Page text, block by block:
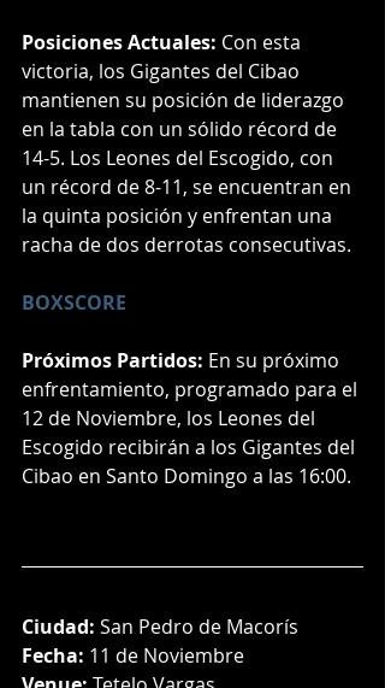
Posiciones Actuales: Con esta
victoria, los Gigantes del Cibao
mantienen su posición de liderazgo
en la tabla con un sólido récord de
14-5. Los Leones del Escogido, con
un récord de 8-11, se encuentran en
la quinta posición y enfrentan una
racha de dos derrotas consecutivas.
BOXSCORE
Próximos Partidos: En su próximo
enfrentamiento, programado para el
12 de Noviembre, los Leones del
Escogido recibirán a los Gigantes del
Cibao en Santo Domingo a las 16:00.
Ciudad: San Pedro de Macorís
Fecha: 11 de Noviembre